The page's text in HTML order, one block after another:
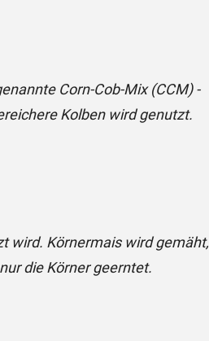
Corn-Cob-Mix (CCM) -
Kolben wird genutzt.
wird. Körnermais wird gemäht,
die Körner geerntet.